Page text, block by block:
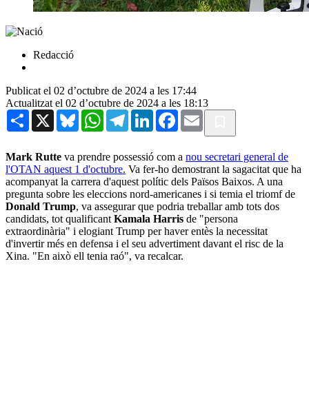
Redacció
Publicat el 02 d’octubre de 2024 a les 17:44
Actualitzat el 02 d’octubre de 2024 a les 18:13
Share X BlueskyWhatsAppTelegramLinkedInFacebook
Email
Mark Rutte va prendre possessió com a nou secretari general de
l'OTAN aquest 1 d'octubre. Va fer-ho demostrant la sagacitat que ha
acompanyat la carrera d'aquest polític dels Països Baixos. A una
pregunta sobre les eleccions nord-americanes i si temia el triomf de
Donald Trump, va assegurar que podria treballar amb tots dos
candidats, tot qualificant Kamala Harris de "persona
extraordinària" i elogiant Trump per haver entès la necessitat
d'invertir més en defensa i el seu advertiment davant el risc de la
Xina. "En això ell tenia raó", va recalcar.